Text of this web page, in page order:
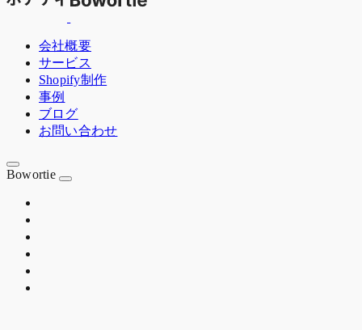
会社概要
サービス
Shopify制作
事例
ブログ
お問い合わせ
Bowortie